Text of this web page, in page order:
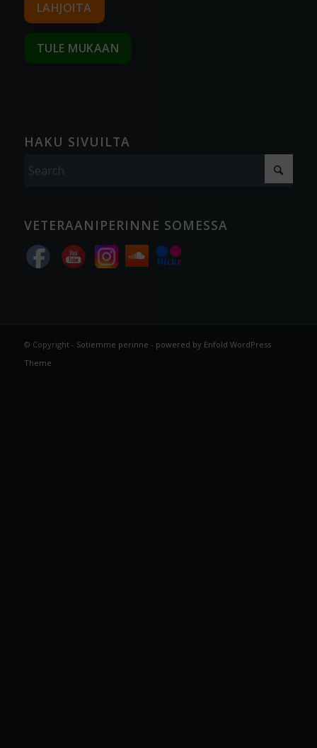
LAHJOITA
TULE MUKAAN
HAKU SIVUILTA
VETERAANIPERINNE SOMESSA
© Copyright - Sotiemme perinne - powered by Enfold WordPress
Theme